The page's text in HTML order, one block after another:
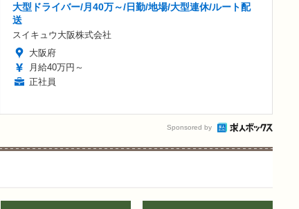
大型ドライバー/月40万～/日勤/地場/大型連休/ルート配
送
スイキュウ大阪株式会社
大阪府
月給40万円～
正社員
Sponsored by